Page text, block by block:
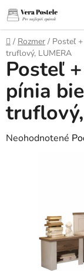
Prejsť
na
obsah
Domov
/ Rozmer / Posteľ
truflový, LUMERA
Posteľ
pínia
Priemerné
hviezdičiek.
Neohodnotené